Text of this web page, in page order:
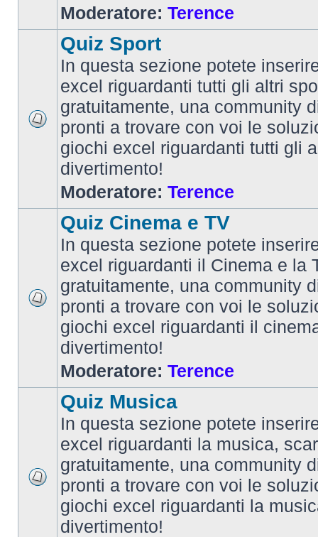
Moderatore: Terence
Quiz Sport
In questa sezione potete
excel riguardanti tutti gli altri
gratuitamente, una community
pronti a trovare con voi le
giochi excel riguardanti tutti gli
divertimento!
Moderatore: Terence
Quiz Cinema e TV
In questa sezione potete
excel riguardanti il Cinema e la
gratuitamente, una community
pronti a trovare con voi le
giochi excel riguardanti il
divertimento!
Moderatore: Terence
Quiz Musica
In questa sezione potete
excel riguardanti la musica,
gratuitamente, una community
pronti a trovare con voi le
giochi excel riguardanti la
divertimento!